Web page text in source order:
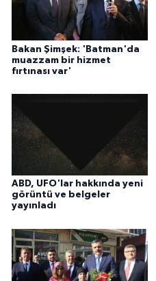
Bakan Şimşek: 'Batman'da
muazzam bir hizmet
fırtınası var'
ABD, UFO'lar hakkında yeni
görüntü ve belgeler
yayınladı